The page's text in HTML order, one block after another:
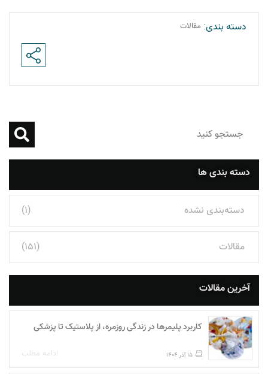
دسته بندی ها
دسته‌بندی نشده (1)
مقالات (151)
آخرین مقالات
کاربرد پلیمرها در زندگی روزمره، از پلاستیک تا پزشکی
15 آذر 1404 ادامه مطلب
دسته بندی: مقالات